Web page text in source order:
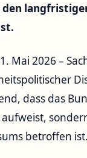
Mai 2026 –
dass das
betroffen ist.